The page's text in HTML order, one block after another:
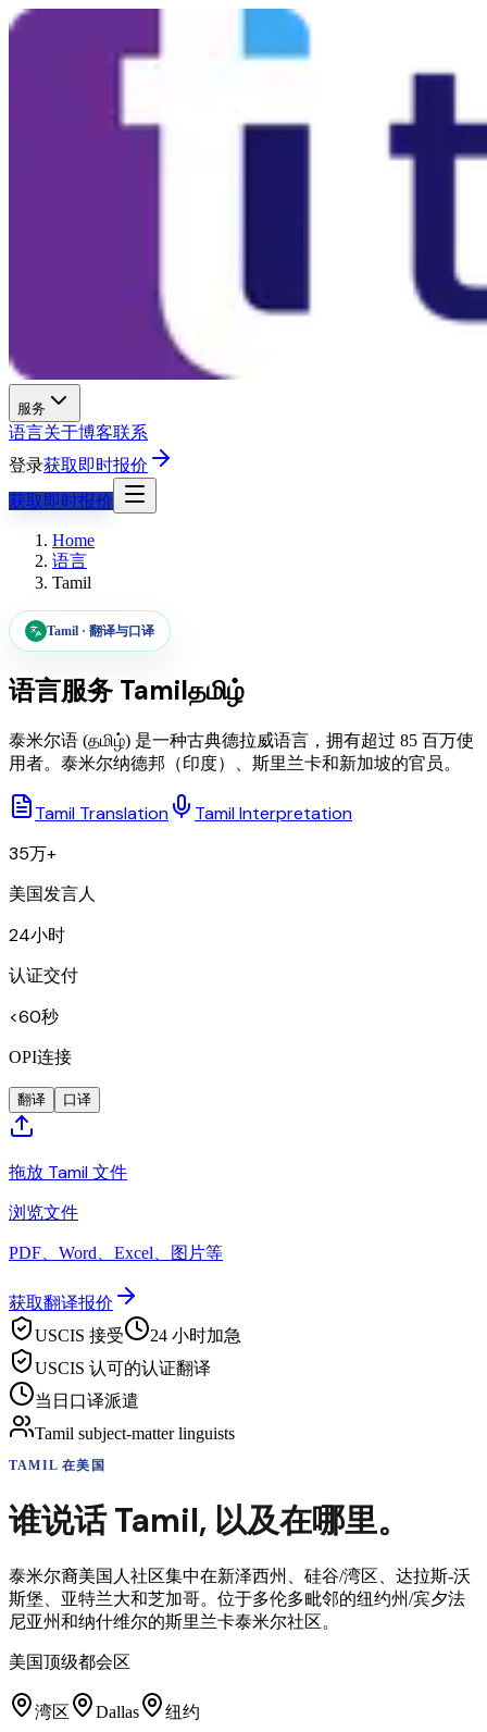
服务
语言关于博客联系
登录获取即时报价
获取即时报价
Home
语言
Tamil
Tamil · 翻译与口译
语言服务 Tamilதமிழ்
泰米尔语 (தமிழ்) 是一种古典德拉威语言，拥有超过 85 百万使
用者。泰米尔纳德邦（印度）、斯里兰卡和新加坡的官员。
Tamil Translation
Tamil Interpretation
35万+
美国发言人
24小时
认证交付
<60秒
OPI连接
翻译 口译
拖放 Tamil 文件
浏览文件
PDF、Word、Excel、图片等
获取翻译报价
USCIS 接受
24 小时加急
USCIS 认可的认证翻译
当日口译派遣
Tamil subject-matter linguists
TAMIL 在美国
谁说话Tamil, 以及在哪里。
泰米尔裔美国人社区集中在新泽西州、硅谷/湾区、达拉斯-沃
斯堡、亚特兰大和芝加哥。位于多伦多毗邻的纽约州/宾夕法
尼亚州和纳什维尔的斯里兰卡泰米尔社区。
美国顶级都会区
湾区 Dallas 纽约